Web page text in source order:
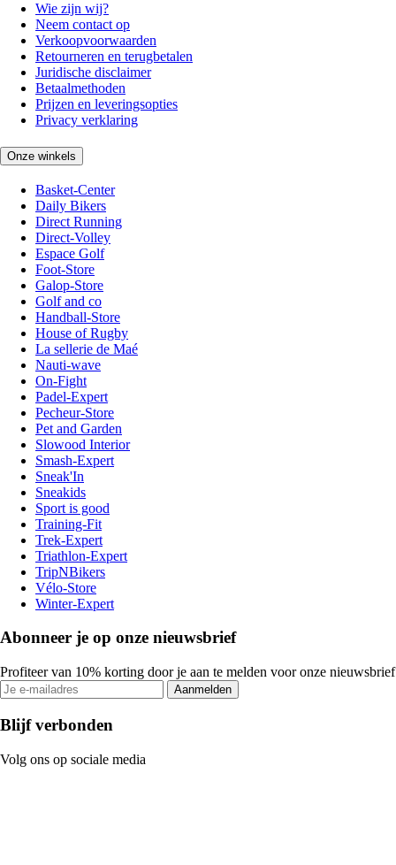
Wie zijn wij?
Neem contact op
Verkoopvoorwaarden
Retourneren en terugbetalen
Juridische disclaimer
Betaalmethoden
Prijzen en leveringsopties
Privacy verklaring
Onze winkels
Basket-Center
Daily Bikers
Direct Running
Direct-Volley
Espace Golf
Foot-Store
Galop-Store
Golf and co
Handball-Store
House of Rugby
La sellerie de Maé
Nauti-wave
On-Fight
Padel-Expert
Pecheur-Store
Pet and Garden
Slowood Interior
Smash-Expert
Sneak'In
Sneakids
Sport is good
Training-Fit
Trek-Expert
Triathlon-Expert
TripNBikers
Vélo-Store
Winter-Expert
Abonneer je op onze nieuwsbrief
Profiteer van 10% korting door je aan te melden voor onze nieuwsbrief
Aanmelden
Blijf verbonden
Volg ons op sociale media